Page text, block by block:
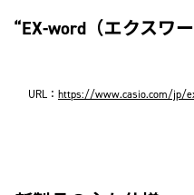
“EX-word（エクスワ
URL： https://www.casio.com/jp/